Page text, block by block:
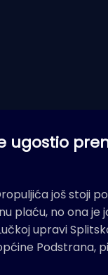
ugostio
još stoji
plaću, no ona je
upravi
Podstrana,